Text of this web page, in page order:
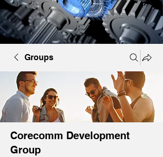
Groups
Corecomm Development
Group